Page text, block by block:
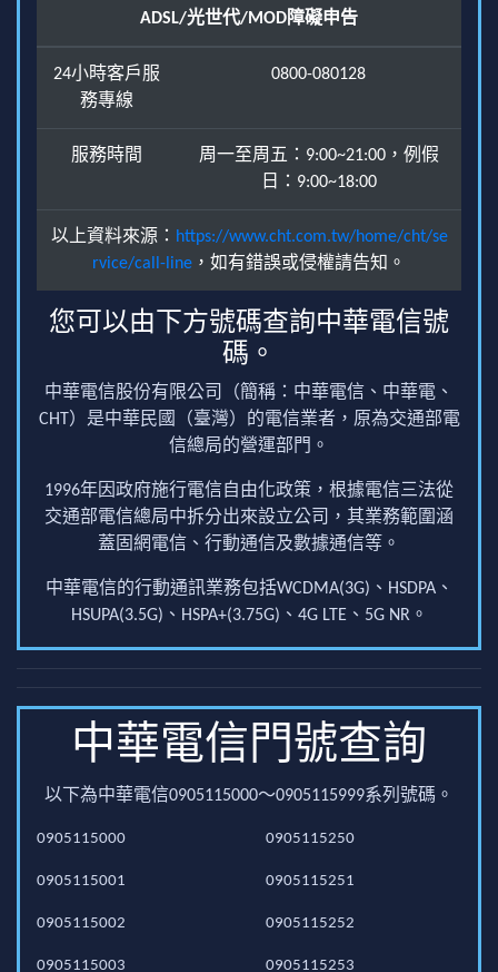
ADSL/光世代/MOD障礙申告
24小時客戶服
務專線
0800-080128
服務時間
周一至周五：9:00~21:00，例假
日：9:00~18:00
以上資料來源： https://www.cht.com.tw/home/cht/se
rvice/call-line ，如有錯誤或侵權請告知。
您可以由下方號碼查詢中華電信號
碼。
中華電信股份有限公司（簡稱：中華電信、中華電、
CHT）是中華民國（臺灣）的電信業者，原為交通部電
信總局的營運部門。
1996年因政府施行電信自由化政策，根據電信三法從
交通部電信總局中拆分出來設立公司，其業務範圍涵
蓋固網電信、行動通信及數據通信等。
中華電信的行動通訊業務包括WCDMA(3G)、HSDPA、
HSUPA(3.5G)、HSPA+(3.75G)、4G LTE、5G NR。
中華電信門號查詢
以下為中華電信0905115000～0905115999系列號碼。
0905115000
0905115001
0905115002
0905115003
0905115250
0905115251
0905115252
0905115253